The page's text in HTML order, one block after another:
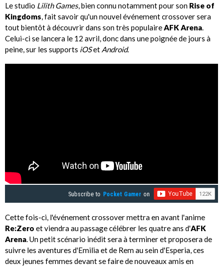
Le studio Lilith Games, bien connu notamment pour son Rise of
Kingdoms, fait savoir qu'un nouvel événement crossover sera
tout bientôt à découvrir dans son très populaireAFK Arena.
Celui-ci se lancera le 12 avril, donc dans une poignée de jours à
peine, sur les supports iOSet Android.
Subscribe to Pocket Gamer on
Cette fois-ci, l'événement crossover mettra en avant l'anime
Re:Zero et viendra au passage célébrer les quatre ans d'AFK
Arena. Un petit scénario inédit sera à terminer et proposera de
suivre les aventures d'Emilia et de Rem au sein d'Esperia, ces
deux jeunes femmes devant se faire de nouveaux amis en